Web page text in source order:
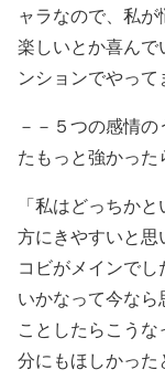
ャラなので、私
楽しいとか喜ん
ンションでやって
－－５つの感情
たもっと強かった
「私はどっちか
方にきやすいと思
コビがメインで
いかなって今な
ことしたらこう
分にもほしかった